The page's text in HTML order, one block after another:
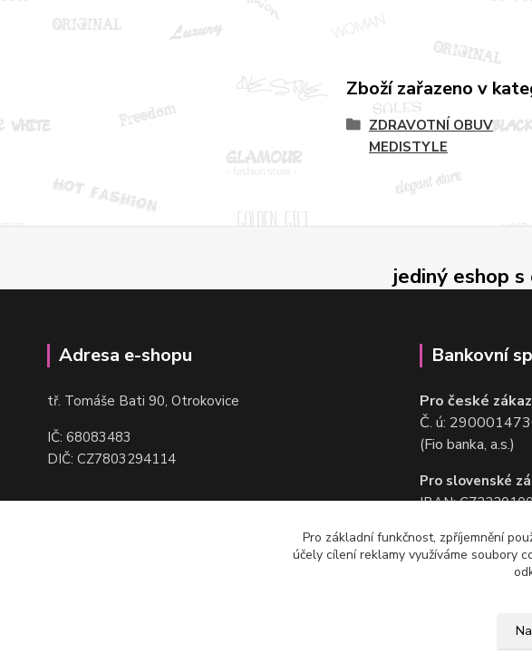
Zboží zařazeno v
ZDRAVOTNÍ OBUV
MEDISTYLE
jediný eshop
Adresa e-shopu
tř. Tomáše Bati 90, Otrokovice
IČ: 68083483
DIČ: CZ7803294114
Bankovní
Pro české
Č. ú:
(Fio banka, a.s.)
Pro slovenské
IBAN:
(Fio banka, a.s.)
Pro základní funkčnost, zpříjemnění
účely cílení reklamy využíváme soubory